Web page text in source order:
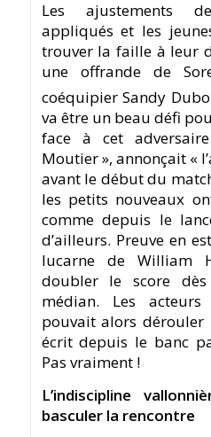
Les ajustements
appliqués et les
trouver la faille à leur
une offrande de
coéquipier Sandy
va être un beau défi
face à cet
Moutier », annonçait «
avant le début du
les petits nouveaux
comme depuis le
d’ailleurs. Preuve en
lucarne de William
doubler le score dès
médian. Les
pouvait alors
écrit depuis le banc
Pas vraiment !
L’indiscipline
basculer la rencontre